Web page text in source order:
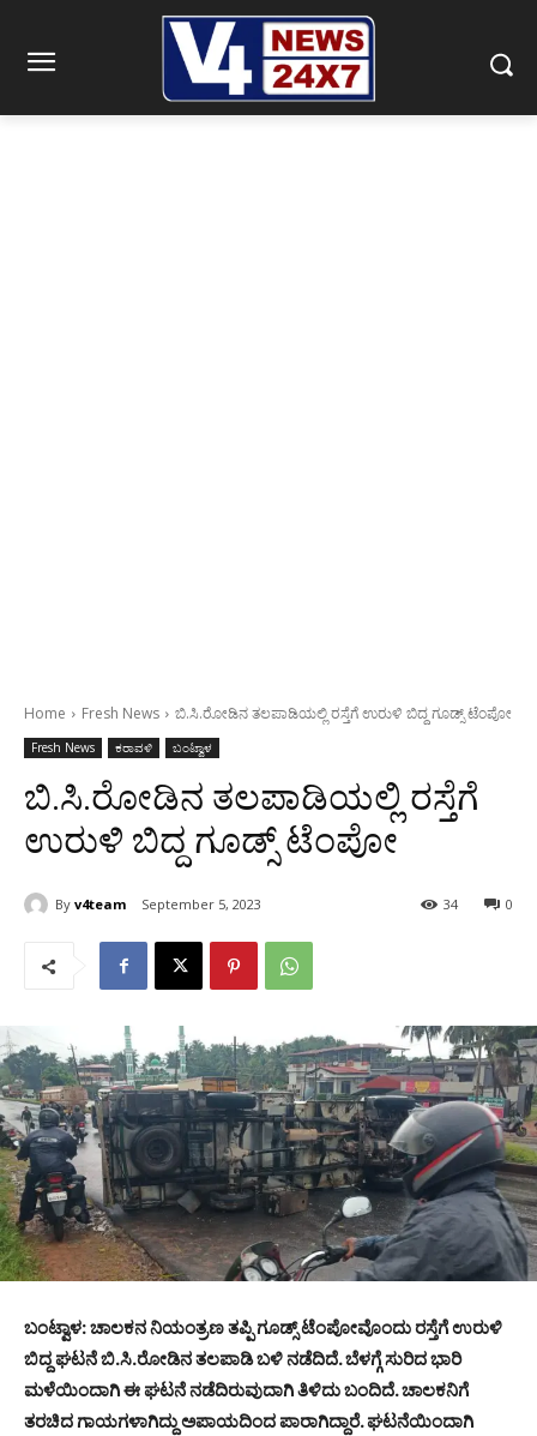
Home Fresh News ಬಿ.ಸಿ.ರೋಡಿನ ತಲಪಾಡಿಯಲ್ಲಿ ರಸ್ತೆಗೆ ಉರುಳಿ ಬಿದ್ದ ಗೂಡ್ಸ್ ಟೆಂಪೋ
Fresh News ಕರಾವಳಿ ಬಂಟ್ವಾಳ
ಬಿ.ಸಿ.ರೋಡಿನ ತಲಪಾಡಿಯಲ್ಲಿ ರಸ್ತೆಗೆ
ಉರುಳಿ ಬಿದ್ದ ಗೂಡ್ಸ್ ಟೆಂಪೋ
By v4team September 5, 2023 0
34
ಬಂಟ್ವಾಳ: ಚಾಲಕನ ನಿಯಂತ್ರಣ ತಪ್ಪಿ ಗೂಡ್ಸ್ ಟೆಂಪೋವೊಂದು ರಸ್ತೆಗೆ ಉರುಳಿ
ಬಿದ್ದ ಘಟನೆ ಬಿ.ಸಿ.ರೋಡಿನ ತಲಪಾಡಿ ಬಳಿ ನಡೆದಿದೆ. ಬೆಳಗ್ಗೆ ಸುರಿದ ಭಾರಿ
ಮಳೆಯಿಂದಾಗಿ ಈ ಘಟನೆ ನಡೆದಿರುವುದಾಗಿ ತಿಳಿದು ಬಂದಿದೆ. ಚಾಲಕನಿಗೆ
ತರಚಿದ ಗಾಯಗಳಾಗಿದ್ದು ಅಪಾಯದಿಂದ ಪಾರಾಗಿದ್ದಾರೆ. ಘಟನೆಯಿಂದಾಗಿ